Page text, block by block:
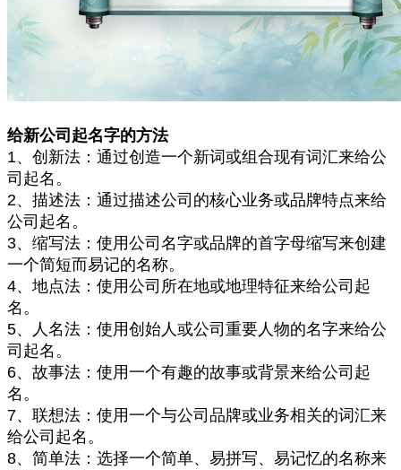
给新公司起名字的方法
1、创新法：通过创造一个新词或组合现有词汇来给公
司起名。
2、描述法：通过描述公司的核心业务或品牌特点来给
公司起名。
3、缩写法：使用公司名字或品牌的首字母缩写来创建
一个简短而易记的名称。
4、地点法：使用公司所在地或地理特征来给公司起
名。
5、人名法：使用创始人或公司重要人物的名字来给公
司起名。
6、故事法：使用一个有趣的故事或背景来给公司起
名。
7、联想法：使用一个与公司品牌或业务相关的词汇来
给公司起名。
8、简单法：选择一个简单、易拼写、易记忆的名称来